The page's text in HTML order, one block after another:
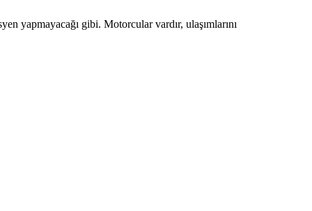
yapmayacağı gibi. Motorcular vardır, ulaşımlarını